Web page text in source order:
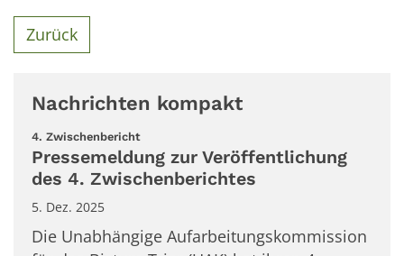
Zurück
Nachrichten kompakt
4. Zwischenbericht:
Pressemeldung zur Veröffentlichung
des 4. Zwischenberichtes
5. Dez. 2025
Die Unabhängige Aufarbeitungskommission